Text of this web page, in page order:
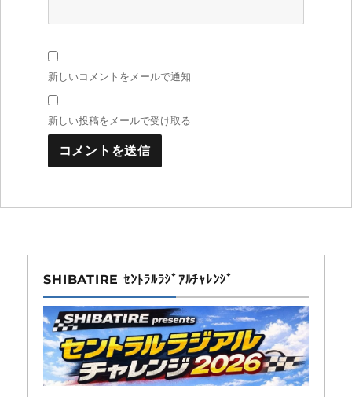
新しいコメントをメールで通知
新しい投稿をメールで受け取る
SHIBATIRE ｾﾝﾄﾗﾙﾗｼﾞｱﾙﾁｬﾚﾝｼﾞ